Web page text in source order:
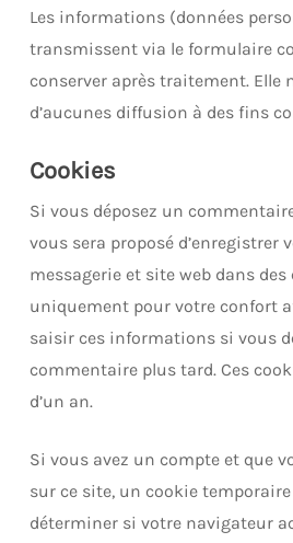
Les informations (données
transmissent via le formulaire
conserver après traitement. Elle
d’aucunes diffusion à des fins
Cookies
Si vous déposez un
vous sera proposé d’enregistrer
messagerie et site web dans des
uniquement pour votre confort
saisir ces informations si vous
commentaire plus tard. Ces
d’un an.
Si vous avez un compte et que
sur ce site, un cookie
déterminer si votre navigateur